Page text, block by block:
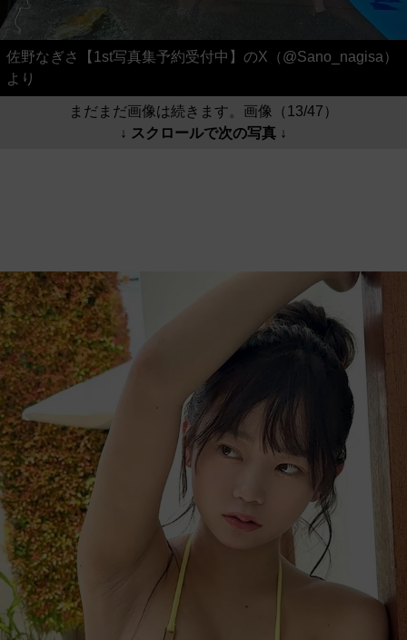
佐野なぎさ【1st写真集予約受付中】のX（@Sano_nagisa）
より
まだまだ画像は続きます。画像（13/47）
↓ スクロールで次の写真 ↓